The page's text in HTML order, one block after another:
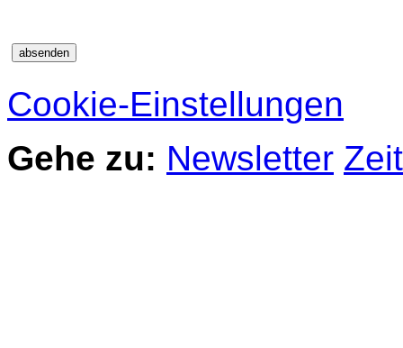
Cookie-Einstellungen
Gehe zu: Newsletter